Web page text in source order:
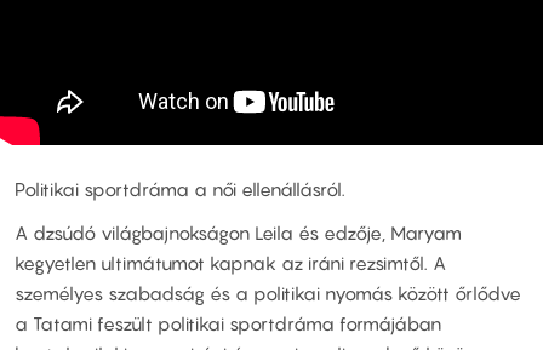
Politikai sportdráma a női ellenállásról.
A dzsúdó világbajnokságon Leila és edzője, Maryam
kegyetlen ultimátumot kapnak az iráni rezsimtől. A
személyes szabadság és a politikai nyomás között őrlődve
a Tatami feszült politikai sportdráma formájában